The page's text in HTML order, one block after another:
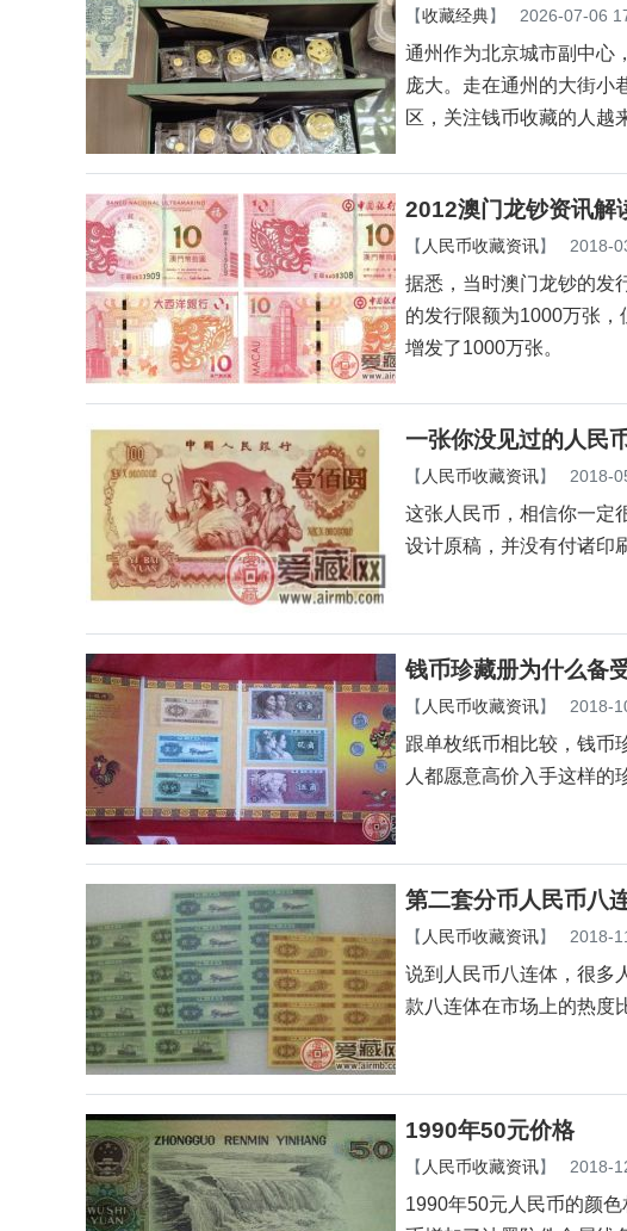
【收藏经典】 2026-07-06
通州作为北京城市副中心
庞大。走在通州的大街小
区，关注钱币收藏的人越
2012澳门龙钞资讯解
【 人民币收藏资讯】 2018-
据悉，当时澳门龙钞的发
的发行限额为1000万张
增发了1000万张。
一张你没见过的人民
【 人民币收藏资讯】 2018-
这张人民币，相信你一定
设计原稿，并没有付诸印
钱币珍藏册为什么备
【 人民币收藏资讯】 2018-
跟单枚纸币相比较，钱币
人都愿意高价入手这样的
第二套分币人民币八
【 人民币收藏资讯】 2018-
说到人民币八连体，很多
款八连体在市场上的热度
1990年50元价格
【 人民币收藏资讯】 2018-
1990年50元人民币的颜